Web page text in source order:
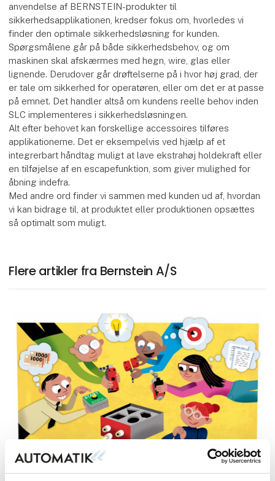
anvendelse af BERNSTEIN-produkter til
sikkerhedsapplikationen, kredser fokus om, hvorledes vi
finder den optimale sikkerhedsløsning for kunden.
Spørgsmålene går på både sikkerhedsbehov, og om
maskinen skal afskærmes med hegn, wire, glas eller
lignende. Derudover går drøftelserne på i hvor høj grad, der
er tale om sikkerhed for operatøren, eller om det er at passe
på emnet. Det handler altså om kundens reelle behov inden
SLC implementeres i sikkerhedsløsningen.
Alt efter behovet kan forskellige accessoires tilføres
applikationerne. Det er eksempelvis ved hjælp af et
integrerbart håndtag muligt at lave ekstrahøj holdekraft eller
en tilføjelse af en escapefunktion, som giver mulighed for
åbning indefra.
Med andre ord finder vi sammen med kunden ud af, hvordan
vi kan bidrage til, at produktet eller produktionen opsættes
så optimalt som muligt.
Flere artikler fra Bernstein A/S
15. juni 2023